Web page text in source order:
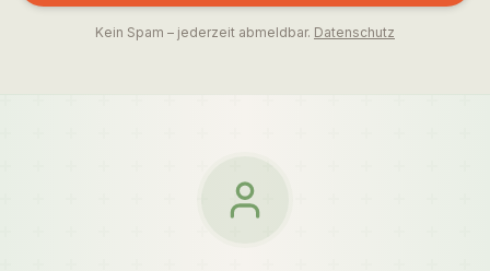
Kein Spam – jederzeit abmeldbar. Datenschutz